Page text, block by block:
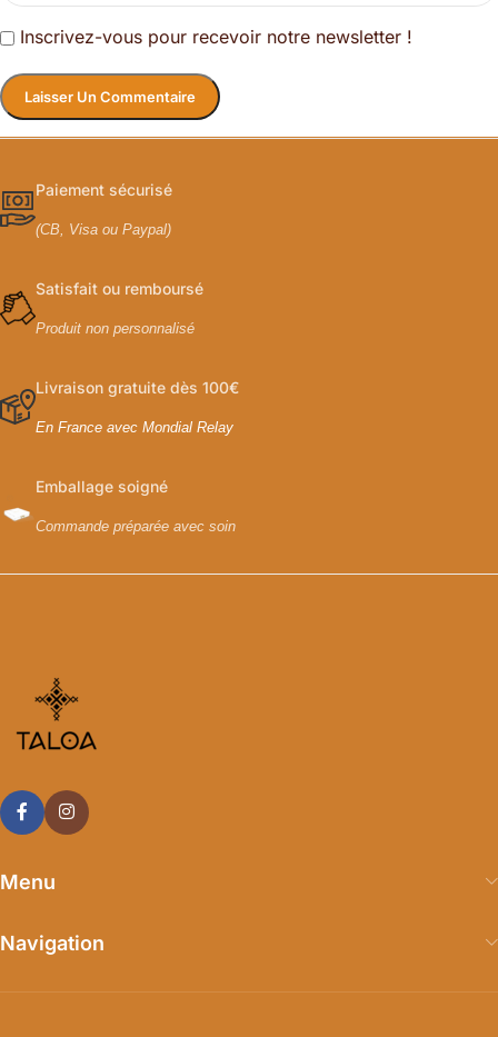
Inscrivez-vous pour recevoir notre newsletter !
Paiement sécurisé
(CB, Visa ou Paypal)
Satisfait ou remboursé
Produit non personnalisé
Livraison gratuite dès 100€
En France avec Mondial Relay
Emballage soigné
Commande préparée avec soin
Menu
Navigation